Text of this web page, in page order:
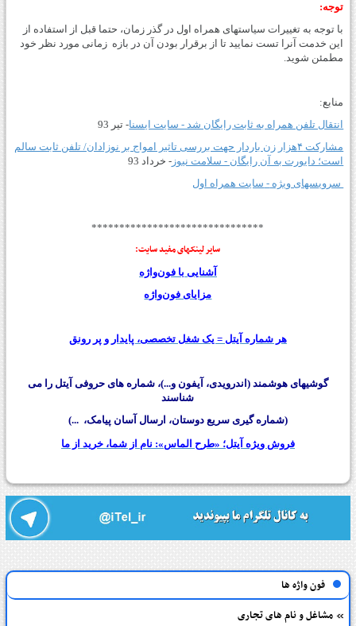
توجه:
با توجه به تغییرات سیاستهای همراه اول در گذر زمان، حتما قبل از استفاده از
این خدمت آنرا تست نمایید تا از برقرار بودن آن در بازه زمانی مورد نظر خود
مطمئن شوید.
منابع:
انتقال تلفن همراه به ثابت رایگان شد - سایت ایسنا- تیر 93
مشارکت ۴هزار زن باردار حهت بررسی تاثیر امواج بر نوزادان/ تلفن ثابت سالم
است؛ دایورت به آن رایگان - سلامت نیوز - خرداد 93
سرویسهای ویژه - سایت همراه اول
*******************************
سایر لینکهای مفید سایت:
آشنایی با فون‌واژه
مزایای فون‌واژه
هر شماره آیتل = یک شغل تخصصی، پایدار و پر رونق
گوشیهای هوشمند (اندرویدی، آیفون و...)، شماره های حروفی آیتل را می
شناسند
(شماره گیری سریع دوستان، ارسال آسان پیامک، ...)
فروش ویژه آیتل؛ «طرح الماس»: نام از شما، خرید از ما
فون واژه ها
مشاغل و نام های تجاری